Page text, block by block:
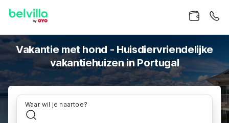
Vakantie met hond - Huisdiervriendelijke
vakantiehuizen in Portugal
Waar wil je naartoe?